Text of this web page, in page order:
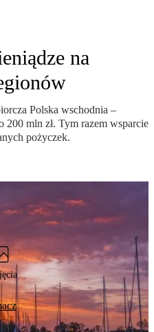
na
Polska wschodnia –
mln zł. Tym razem wsparcie
pożyczek.